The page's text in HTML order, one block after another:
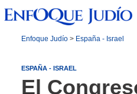
Enfoque Judío> España - Israel
ESPAÑA - ISRAEL
El